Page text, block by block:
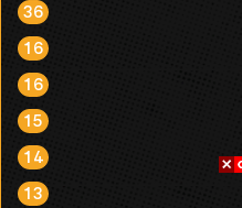
36
16
16
15
14
13